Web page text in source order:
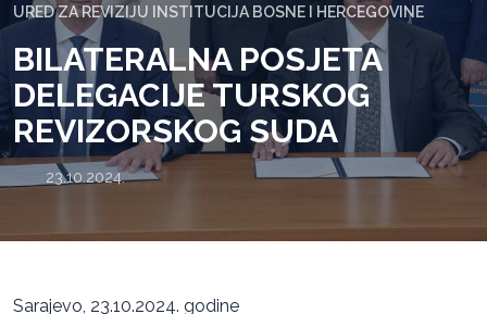
URED ZA REVIZIJU INSTITUCIJA BOSNE I HERCEGOVINE
BILATERALNA POSJETA
DELEGACIJE TURSKOG
REVIZORSKOG SUDA
23.10.2024.
Sarajevo, 23.10.2024. godine